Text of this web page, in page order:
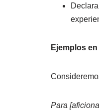
Ejemplos
Para